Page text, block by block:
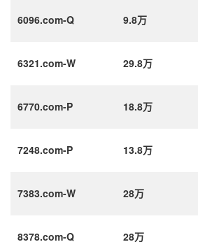
6096.com-Q 9.8万
6321.com-W 29.8万
6770.com-P 18.8万
7248.com-P 13.8万
7383.com-W 28万
8378.com-Q 28万